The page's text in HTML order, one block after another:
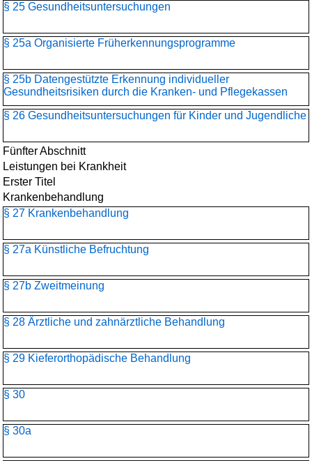
§ 25 Gesundheitsuntersuchungen
§ 25a Organisierte Früherkennungsprogramme
§ 25b Datengestützte Erkennung individueller
Gesundheitsrisiken durch die Kranken- und Pflegekassen
§ 26 Gesundheitsuntersuchungen für Kinder und Jugendliche
Fünfter Abschnitt
Leistungen bei Krankheit
Erster Titel
Krankenbehandlung
§ 27 Krankenbehandlung
§ 27a Künstliche Befruchtung
§ 27b Zweitmeinung
§ 28 Ärztliche und zahnärztliche Behandlung
§ 29 Kieferorthopädische Behandlung
§ 30
§ 30a